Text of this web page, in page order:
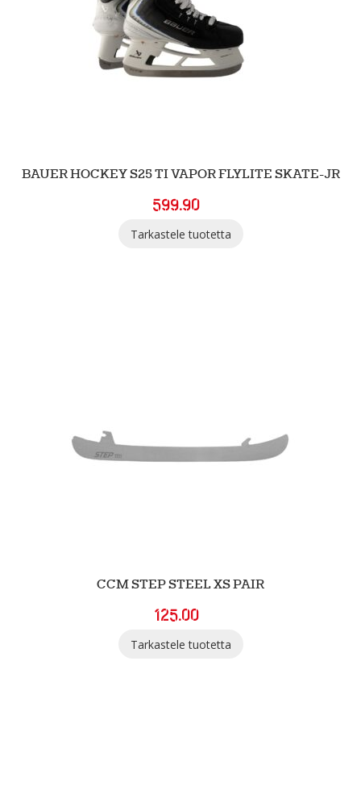
BAUER HOCKEY S25 TI VAPOR FLYLITE SKATE-JR
599.90
Tarkastele tuotetta
CCM STEP STEEL XS PAIR
125.00
Tarkastele tuotetta